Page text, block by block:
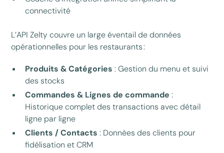
connectivité
L’API Zelty couvre un large éventail de données
opérationnelles pour les restaurants :
Produits & Catégories : Gestion du menu et suivi
des stocks
Commandes & Lignes de commande :
Historique complet des transactions avec détail
ligne par ligne
Clients / Contacts : Données des clients pour
fidélisation et CRM